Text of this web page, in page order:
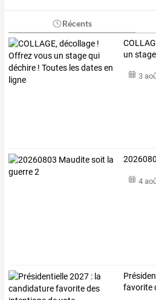
Récents
un stage
3
4
favorite